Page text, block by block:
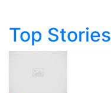
Top Stories